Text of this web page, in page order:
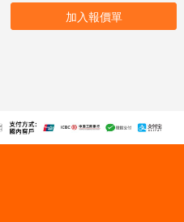
加入報價單